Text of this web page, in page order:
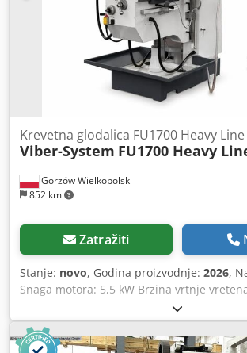
Gorzów Wielkopolski
852 km
Krevetna glodalica FU1700 Heavy Line
Viber-System FU1700 Heavy
Zatražiti
Stanje: novo, Godina proizvodnje: 2026,
Snaga motora: 5,5 kW Brzina vrtnje
o/min Dimenzije stola: 1700 × 400 mm
opterećenje stola: 1000 kg Područje
400 × 600 mm Maksimalno opterećenje